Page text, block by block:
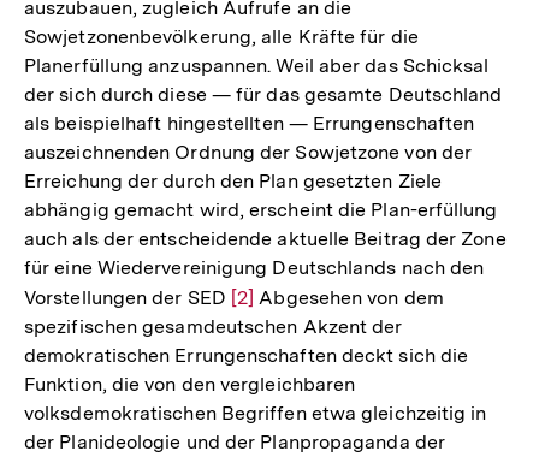
auszubauen, zugleich Aufrufe an die
Sowjetzonenbevölkerung, alle Kräfte für die
Planerfüllung anzuspannen. Weil aber das Schicksal
der sich durch diese — für das gesamte Deutschland
als beispielhaft hingestellten — Errungenschaften
auszeichnenden Ordnung der Sowjetzone von der
Erreichung der durch den Plan gesetzten Ziele
abhängig gemacht wird, erscheint die Plan-erfüllung
auch als der entscheidende aktuelle Beitrag der Zone
für eine Wiedervereinigung Deutschlands nach den
Vorstellungen der SED Zur
Auflösung
der
Fußnote
[2] Abgesehen von dem
spezifischen gesamdeutschen Akzent der
demokratischen Errungenschaften deckt sich die
Funktion, die von den vergleichbaren
volksdemokratischen Begriffen etwa gleichzeitig in
der Planideologie und der Planpropaganda der